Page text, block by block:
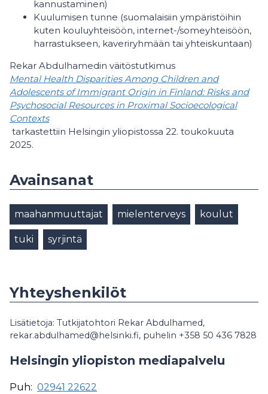
kannustaminen)
Kuulumisen tunne (suomalaisiin ympäristöihin
kuten kouluyhteisöön, internet-/someyhteisöön,
harrastukseen, kaveriryhmään tai yhteiskuntaan)
Rekar Abdulhamedin väitöstutkimus
Mental Health Disparities Among Children and
Adolescents of Immigrant Origin in Finland: Risks and
Psychosocial Resources in Proximal Socioecological
Contexts
tarkastettiin Helsingin yliopistossa 22. toukokuuta
2025.
Avainsanat
maahanmuuttajat mielenterveys koulut
tuki syrjintä
Yhteyshenkilöt
Lisätietoja: Tutkijatohtori Rekar Abdulhamed,
rekar.abdulhamed@helsinki.fi, puhelin +358 50 436 7828
Helsingin yliopiston mediapalvelu
Puh: 02941 22622